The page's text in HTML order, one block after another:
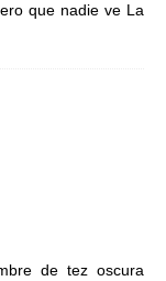
que nadie ve La
de tez oscura